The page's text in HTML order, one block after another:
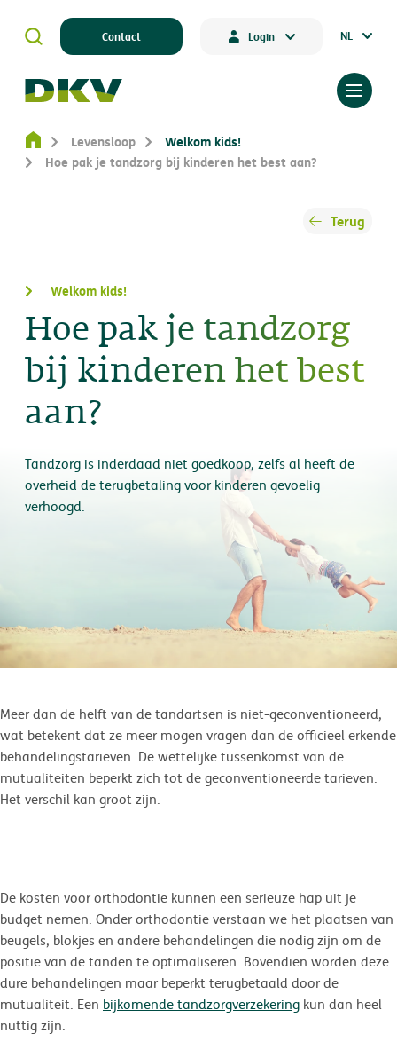
Contact Login NL
Welkom kids!
Hoe pak je tandzorg
bij kinderen het best
aan?
Tandzorg is inderdaad niet goedkoop, zelfs al heeft de
overheid de terugbetaling voor kinderen gevoelig
verhoogd.
Terug
Levensloop
Welkom kids!
Hoe pak je tandzorg bij kinderen het best aan?
Meer dan de helft van de tandartsen is niet-geconventioneerd,
wat betekent dat ze meer mogen vragen dan de officieel erkende
behandelingstarieven. De wettelijke tussenkomst van de
mutualiteiten beperkt zich tot de geconventioneerde tarieven.
Het verschil kan groot zijn.
De kosten voor orthodontie kunnen een serieuze hap uit je
budget nemen. Onder orthodontie verstaan we het plaatsen van
beugels, blokjes en andere behandelingen die nodig zijn om de
positie van de tanden te optimaliseren. Bovendien worden deze
dure behandelingen maar beperkt terugbetaald door de
mutualiteit. Een bijkomende tandzorgverzekering kun dan heel
nuttig zijn.